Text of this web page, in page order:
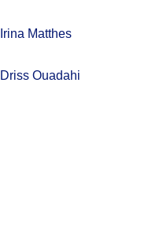
Irina Matthes
Driss Ouadahi